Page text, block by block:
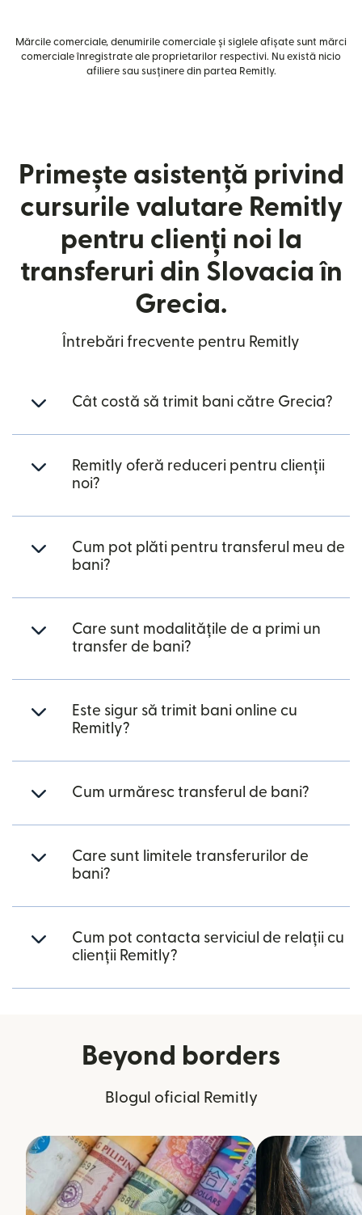
Mărcile comerciale, denumirile comerciale și siglele afișate sunt mărci
comerciale înregistrate ale proprietarilor respectivi. Nu există nicio
afiliere sau susținere din partea Remitly.
Primește asistență privind
cursurile valutare Remitly
pentru clienți noi la
transferuri din Slovacia în
Grecia.
Întrebări frecvente pentru Remitly
Cât costă să trimit bani către Grecia?
Remitly oferă reduceri pentru clienții
noi?
Cum pot plăti pentru transferul meu de
bani?
Care sunt modalitățile de a primi un
transfer de bani?
Este sigur să trimit bani online cu
Remitly?
Cum urmăresc transferul de bani?
Care sunt limitele transferurilor de
bani?
Cum pot contacta serviciul de relații cu
clienții Remitly?
Beyond borders
Blogul oficial Remitly